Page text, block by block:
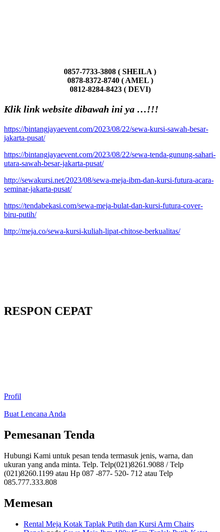
0857-7733-3808 ( SHEILA )
0878-8372-8740 ( AMEL )
0812-8284-8423 ( DEVI)
Klik link website dibawah ini ya …!!!
https://bintangjayaevent.com/2023/08/22/sewa-kursi-sawah-besar-
jakarta-pusat/
https://bintangjayaevent.com/2023/08/22/sewa-tenda-gunung-sahari-
utara-sawah-besar-jakarta-pusat/
http://sewakursi.net/2023/08/sewa-meja-ibm-dan-kursi-futura-acara-
seminar-jakarta-pusat/
https://tendabekasi.com/sewa-meja-bulat-dan-kursi-futura-cover-
biru-putih/
http://meja.co/sewa-kursi-kuliah-lipat-chitose-berkualitas/
RESPON CEPAT
Profil
Buat Lencana Anda
Pemesanan Tenda
Hubungi Kami untuk pesan tenda termasuk jenis, warna, dan
ukuran yang anda minta. Telp. Telp(021)8261.9088 / Telp
(021)8260.1199 atau Hp 087 -877- 520- 712 atau Telp
085.777.333.808
Memesan
Rental Meja Kotak Taplak Putih dan Kursi Arm Chairs